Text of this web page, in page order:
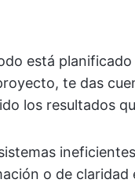
está
te das
los resultados
o de